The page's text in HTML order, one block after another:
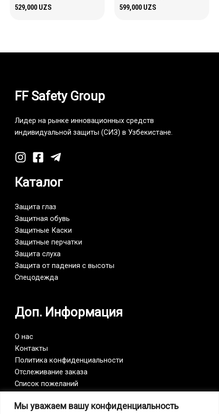
Мы уважаем вашу конфиденциальность
529,000 UZS 599,000 UZS
FF Safety Group
Лидер на рынке инновационных средств
индивидуальной защиты (СИЗ) в Узбекистане.
Каталог
Защита глаз
Защитная обувь
Защитные Каски
Защитные перчатки
Защита слуха
Защита от падения с высоты
Спецодежда
Доп. Информация
О нас
Контакты
Политика конфиденциальности
Отслеживание заказа
Список пожеланий